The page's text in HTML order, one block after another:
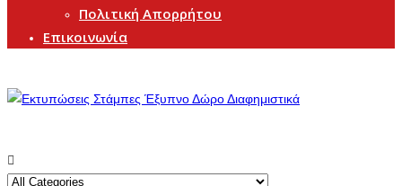
Πολιτική Απορρήτου
Επικοινωνία